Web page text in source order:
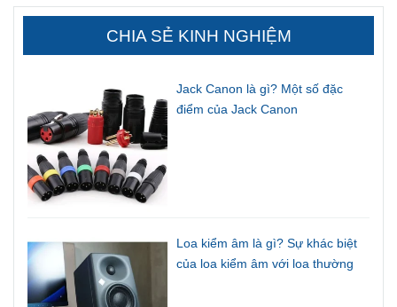
CHIA SẺ KINH NGHIỆM
Jack Canon là gì? Một số đặc
điểm của Jack Canon
Loa kiểm âm là gì? Sự khác biệt
của loa kiểm âm với loa thường